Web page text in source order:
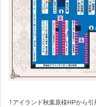
↑ アイランド秋葉原様HPから引